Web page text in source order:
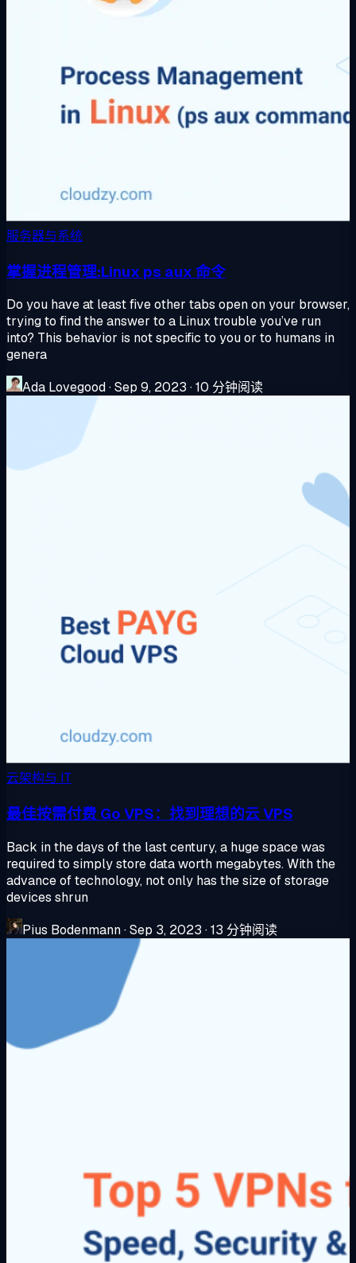
服务器与系统
掌握进程管理:Linux ps aux 命令
Do you have at least five other tabs open on your browser,
trying to find the answer to a Linux trouble you’ve run
into? This behavior is not specific to you or to humans in
genera
Ada Lovegood·Sep 9, 2023 ·10 分钟阅读
云架构与 IT
最佳按需付费 Go VPS：找到理想的云 VPS
Back in the days of the last century, a huge space was
required to simply store data worth megabytes. With the
advance of technology, not only has the size of storage
devices shrun
Pius Bodenmann·Sep 3, 2023 ·13 分钟阅读